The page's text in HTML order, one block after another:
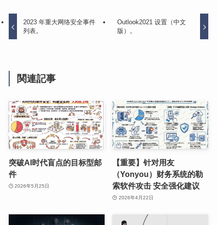
2023 年重大网络安全事件
列表。
Outlook2021 设置（中文
版）。
関連記事
突破AI时代盲点的目标型邮
件
2026年5月25日
【重要】针对用友
（Yonyou）财务系统的勒
索软件攻击 安全强化建议
2026年4月22日